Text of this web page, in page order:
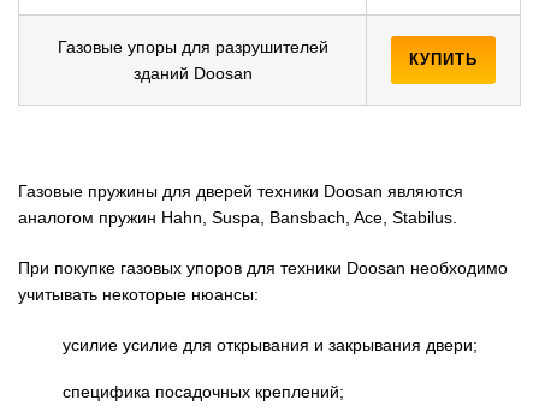
Газовые упоры для разрушителей
зданий Doosan
КУПИТЬ
Газовые пружины для дверей техники Doosan являются
аналогом пружин Hahn, Suspa, Bansbach, Ace, Stabilus.
При покупке газовых упоров для техники Doosan необходимо
учитывать некоторые нюансы:
усилие усилие для открывания и закрывания двери;
специфика посадочных креплений;